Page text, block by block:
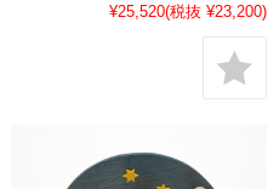
¥25,520(税抜 ¥23,200)